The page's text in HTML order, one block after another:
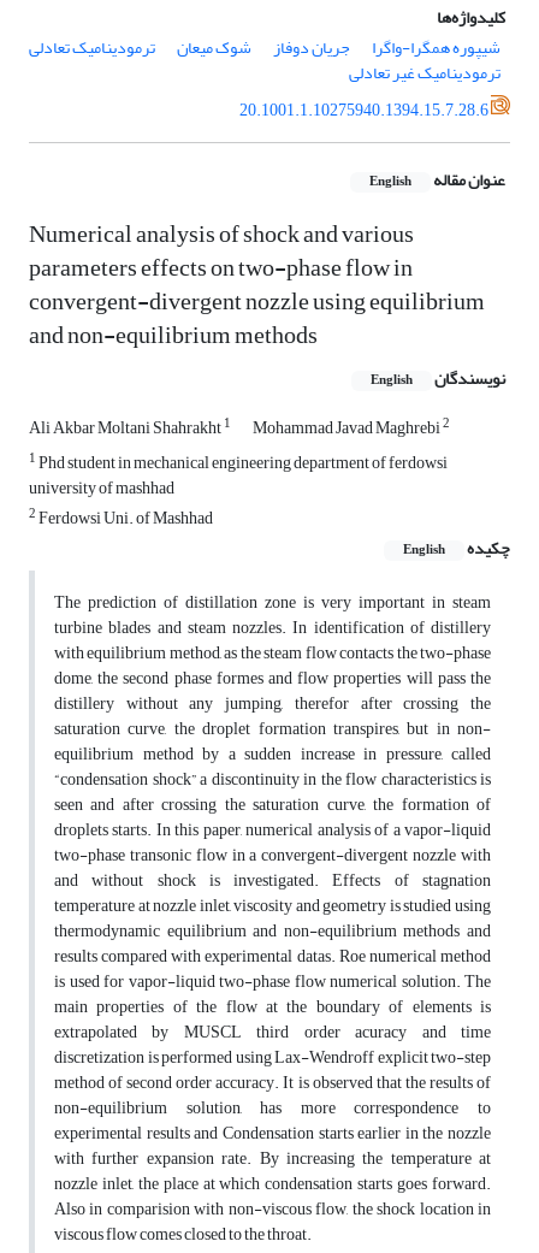
کلیدواژه‌ها
شیپوره همگرا-واگرا
جریان دوفاز شوک میعان ترمودینامیک تعادلی
ترمودینامیک غیر تعادلی
20.1001.1.10275940.1394.15.7.28.6
عنوان مقاله English
Numerical analysis of shock and various
parameters effects on two-phase flow in
convergent-divergent nozzle using equilibrium
and non-equilibrium methods
نویسندگان English
Ali Akbar Moltani Shahrakht1 Mohammad Javad Maghrebi2
1Phd student in mechanical engineering department of ferdowsi
university of mashhad
2Ferdowsi Uni. of Mashhad
چکیده
English
The prediction of distillation zone is very important in steam
turbine blades and steam nozzles. In identification of distillery
with equilibrium method, as the steam flow contacts the two-phase
dome, the second phase formes and flow properties will pass the
distillery without any jumping, therefor after crossing the
saturation curve, the droplet formation transpires, but in non-
equilibrium method by a sudden increase in pressure, called
“condensation shock” a discontinuity in the flow characteristics is
seen and after crossing the saturation curve, the formation of
droplets starts. In this paper, numerical analysis of a vapor-liquid
two-phase transonic flow in a convergent-divergent nozzle with
and without shock is investigated. Effects of stagnation
temperature at nozzle inlet, viscosity and geometry is studied using
thermodynamic equilibrium and non-equilibrium methods and
results compared with experimental datas. Roe numerical method
is used for vapor-liquid two-phase flow numerical solution. The
main properties of the flow at the boundary of elements is
extrapolated by MUSCL third order acuracy and time
discretization is performed using Lax-Wendroff explicit two-step
method of second order accuracy. It is observed that the results of
non-equilibrium solution, has more correspondence to
experimental results and Condensation starts earlier in the nozzle
with further expansion rate. By increasing the temperature at
nozzle inlet, the place at which condensation starts goes forward.
Also in comparision with non-viscous flow, the shock location in
viscous flow comes closed to the throat.